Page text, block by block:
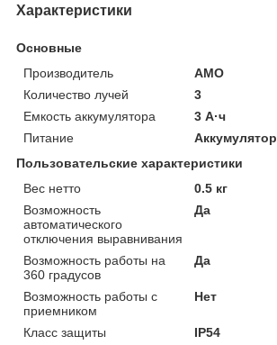
Характеристики
Основные
Производитель
AMO
Количество лучей
3
Емкость аккумулятора
3 А·ч
Питание
Аккумулятор
Пользовательские характеристики
Вес нетто
0.5 кг
Возможность
автоматического
отключения выравнивания
Да
Возможность работы на
360 градусов
Да
Возможность работы с
приемником
Нет
Класс защиты
IP54